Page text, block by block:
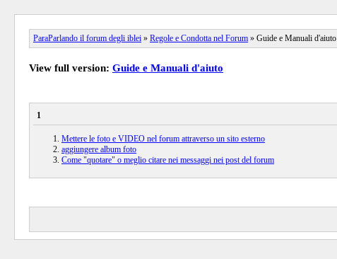
ParaParlando il forum degli iblei » Regole e Condotta nel Forum » Guide e Manuali d'aiuto
View full version: Guide e Manuali d'aiuto
1
Mettere le foto e VIDEO nel forum attraverso un sito esterno
aggiungere album foto
Come "quotare" o meglio citare nei messaggi nei post del forum